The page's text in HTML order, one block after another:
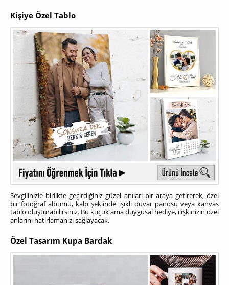
Kişiye Özel Tablo
Sevgilinizle birlikte geçirdiğiniz güzel anıları bir araya getirerek, özel
bir fotoğraf albümü, kalp şeklinde ışıklı duvar panosu veya kanvas
tablo oluşturabilirsiniz. Bu küçük ama duygusal hediye, ilişkinizin özel
anlarını hatırlamanızı sağlayacak.
Özel Tasarım Kupa Bardak